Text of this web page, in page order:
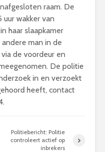
raam. De
wakker van
haar slaapkamer
man in de
de voordeur en
De politie
in en verzoekt
heeft, contact
Politiebericht: Politie
controleert actief op
inbrekers